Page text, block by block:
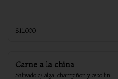
$11.000
Carne a la china
Salteado c/ alga, champiñon y cebollin